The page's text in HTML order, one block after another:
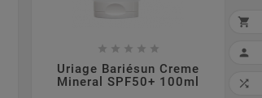
    
Uriage Bariésun Creme
Mineral SPF50+ 100ml


